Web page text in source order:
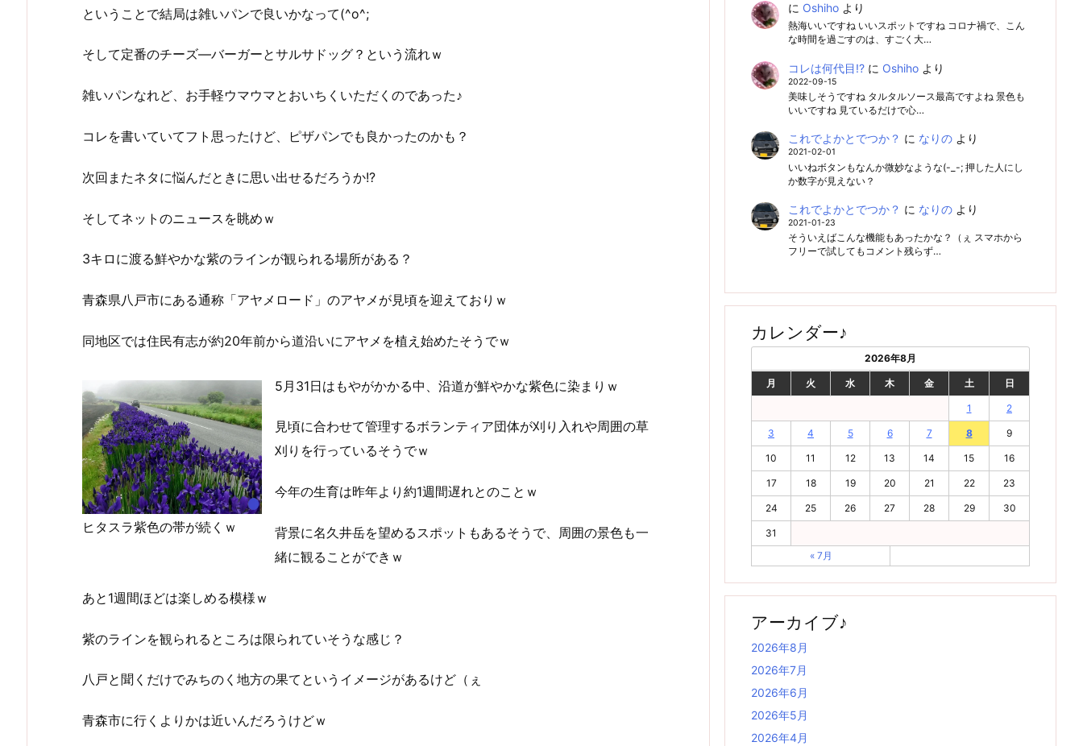
ということで結局は雑いパンで良いかなって(^o^;
そして定番のチーズ―バーガーとサルサドッグ？という流れｗ
雑いパンなれど、お手軽ウマウマとおいちくいただくのであった♪
コレを書いていてフト思ったけど、ピザパンでも良かったのかも？
次回またネタに悩んだときに思い出せるだろうか!?
そしてネットのニュースを眺めｗ
3キロに渡る鮮やかな紫のラインが観られる場所がある？
青森県八戸市にある通称「アヤメロード」のアヤメが見頃を迎えておりｗ
同地区では住民有志が約20年前から道沿いにアヤメを植え始めたそうでｗ
ヒタスラ紫色の帯が続くｗ
5月31日はもやがかかる中、沿道が鮮やかな紫色に染まりｗ
見頃に合わせて管理するボランティア団体が刈り入れや周囲の草
刈りを行っているそうでｗ
今年の生育は昨年より約1週間遅れとのことｗ
背景に名久井岳を望めるスポットもあるそうで、周囲の景色も一
緒に観ることができｗ
あと1週間ほどは楽しめる模様ｗ
紫のラインを観られるところは限られていそうな感じ？
八戸と聞くだけでみちのく地方の果てというイメージがあるけど（ぇ
青森市に行くよりかは近いんだろうけどｗ
に Oshihoより
熱海いいですね いいスポットですね コロナ禍で、こん
な時間を過ごすのは、すごく大…
コレは何代目!?に Oshihoより
2022-09-15
美味しそうですね タルタルソース最高ですよね 景色も
いいですね 見ているだけで心…
これでよかとでつか？ に なりのより
2021-02-01
いいねボタンもなんか微妙なような(-_-; 押した人にし
か数字が見えない？
これでよかとでつか？ に なりのより
2021-01-23
そういえばこんな機能もあったかな？（ぇ スマホから
フリーで試してもコメント残らず…
カレンダー♪
2026年8月
月 火 水 木 金 土 日
1 2
3 4 5 6 7 8 9
10 11 12 13 14 15 16
17 18 19 20 21 22 23
24 25 26 27 28 29 30
31
« 7月
アーカイブ♪
2026年8月
2026年7月
2026年6月
2026年5月
2026年4月